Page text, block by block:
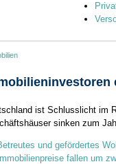
ist Schlusslicht im
sinken zum
und gefördertes
Immobilienpreise fallen um